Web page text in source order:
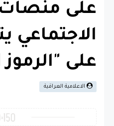
على منصات
الاجتماعي
على "الرموز
الاعلامية العراقية